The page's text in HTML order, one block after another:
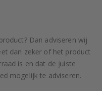
Dan adviseren wij
dan zeker of het product
is en dat de juiste
mogelijk te adviseren.